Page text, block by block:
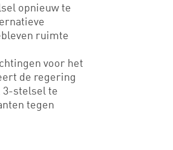
opnieuw te
ruimte
voor het
de regering
3-stelsel te
tegen